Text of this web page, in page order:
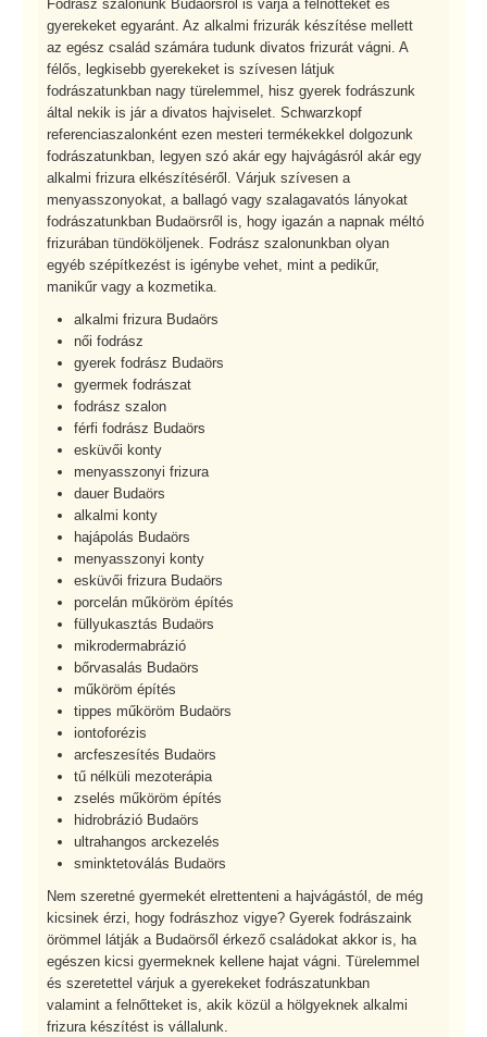
Fodrász szalonunk Budaörsről is várja a felnőtteket és
gyerekeket egyaránt. Az alkalmi frizurák készítése mellett
az egész család számára tudunk divatos frizurát vágni. A
félős, legkisebb gyerekeket is szívesen látjuk
fodrászatunkban nagy türelemmel, hisz gyerek fodrászunk
által nekik is jár a divatos hajviselet. Schwarzkopf
referenciaszalonként ezen mesteri termékekkel dolgozunk
fodrászatunkban, legyen szó akár egy hajvágásról akár egy
alkalmi frizura elkészítéséről. Várjuk szívesen a
menyasszonyokat, a ballagó vagy szalagavatós lányokat
fodrászatunkban Budaörsről is, hogy igazán a napnak méltó
frizurában tündököljenek. Fodrász szalonunkban olyan
egyéb szépítkezést is igénybe vehet, mint a pedikűr,
manikűr vagy a kozmetika.
alkalmi frizura Budaörs
női fodrász
gyerek fodrász Budaörs
gyermek fodrászat
fodrász szalon
férfi fodrász Budaörs
esküvői konty
menyasszonyi frizura
dauer Budaörs
alkalmi konty
hajápolás Budaörs
menyasszonyi konty
esküvői frizura Budaörs
porcelán műköröm építés
füllyukasztás Budaörs
mikrodermabrázió
bőrvasalás Budaörs
műköröm építés
tippes műköröm Budaörs
iontoforézis
arcfeszesítés Budaörs
tű nélküli mezoterápia
zselés műköröm építés
hidrobrázió Budaörs
ultrahangos arckezelés
sminktetoválás Budaörs
Nem szeretné gyermekét elrettenteni a hajvágástól, de még
kicsinek érzi, hogy fodrászhoz vigye? Gyerek fodrászaink
örömmel látják a Budaörsől érkező családokat akkor is, ha
egészen kicsi gyermeknek kellene hajat vágni. Türelemmel
és szeretettel várjuk a gyerekeket fodrászatunkban
valamint a felnőtteket is, akik közül a hölgyeknek alkalmi
frizura készítést is vállalunk.